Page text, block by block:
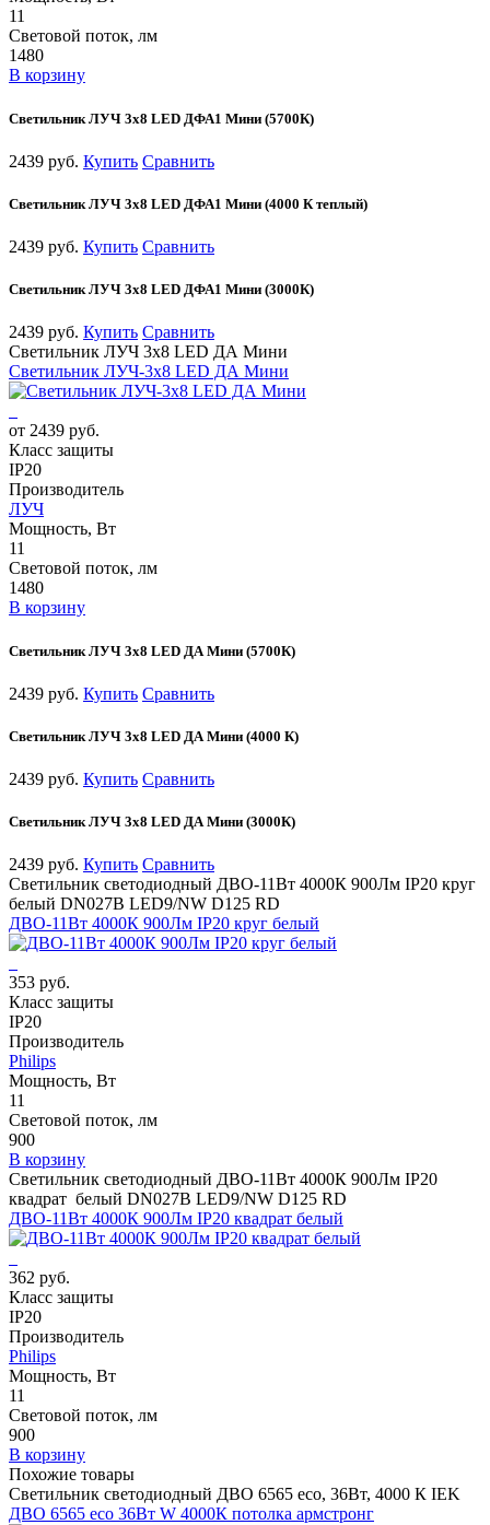
11
Световой поток, лм
1480
В корзину
Светильник ЛУЧ 3х8 LED ДФА1 Мини (5700К)
2439 руб. Купить Сравнить
Светильник ЛУЧ 3х8 LED ДФА1 Мини (4000 К теплый)
2439 руб. Купить Сравнить
Светильник ЛУЧ 3х8 LED ДФА1 Мини (3000К)
2439 руб. Купить Сравнить
Светильник ЛУЧ 3х8 LED ДА Мини
Светильник ЛУЧ-3х8 LED ДА Мини
от 2439 руб.
Класс защиты
IP20
Производитель
ЛУЧ
Мощность, Вт
11
Световой поток, лм
1480
В корзину
Светильник ЛУЧ 3х8 LED ДА Мини (5700К)
2439 руб. Купить Сравнить
Светильник ЛУЧ 3х8 LED ДА Мини (4000 К)
2439 руб. Купить Сравнить
Светильник ЛУЧ 3х8 LED ДА Мини (3000К)
2439 руб. Купить Сравнить
Светильник светодиодный ДВО-11Вт 4000К 900Лм IP20 круг
белый DN027B LED9/NW D125 RD
ДВО-11Вт 4000К 900Лм IP20 круг белый
353 руб.
Класс защиты
IP20
Производитель
Philips
Мощность, Вт
11
Световой поток, лм
900
В корзину
Светильник светодиодный ДВО-11Вт 4000К 900Лм IP20
квадрат белый DN027B LED9/NW D125 RD
ДВО-11Вт 4000К 900Лм IP20 квадрат белый
362 руб.
Класс защиты
IP20
Производитель
Philips
Мощность, Вт
11
Световой поток, лм
900
В корзину
Похожие товары
Светильник светодиодный ДВО 6565 eco, 36Вт, 4000 К IEK
ДВО 6565 eco 36Вт W 4000К потолка армстронг